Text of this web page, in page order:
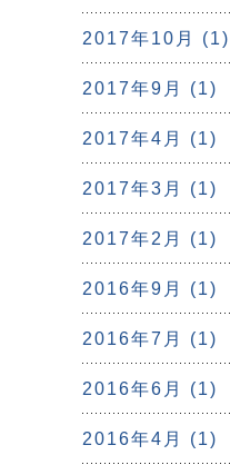
2017年10月 (1)
2017年9月 (1)
2017年4月 (1)
2017年3月 (1)
2017年2月 (1)
2016年9月 (1)
2016年7月 (1)
2016年6月 (1)
2016年4月 (1)